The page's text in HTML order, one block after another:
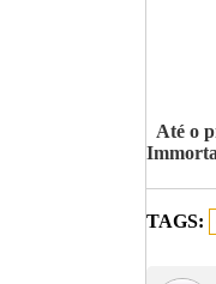
Até o
TAGS: